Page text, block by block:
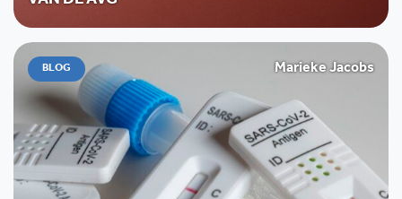
BLOG Marieke Jacobs